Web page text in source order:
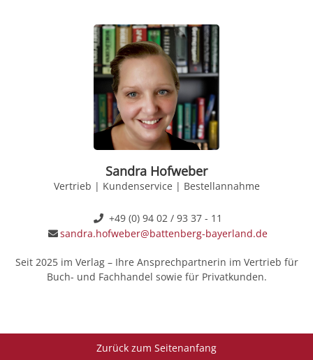
Sandra Hofweber
Vertrieb | Kundenservice | Bestellannahme
+49 (0) 94 02 / 93 37 - 11
sandra.hofweber@battenberg-bayerland.de
Seit 2025 im Verlag – Ihre Ansprechpartnerin im Vertrieb für
Buch- und Fachhandel sowie für Privatkunden.
Zurück zum Seitenanfang